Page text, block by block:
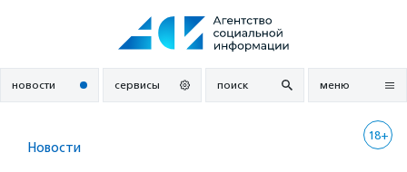
новости сервисы поиск меню
18+
Новости